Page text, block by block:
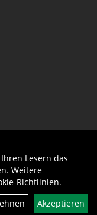
Lesern das
Weitere
Richtlinien.
Akzeptieren
widerrufen